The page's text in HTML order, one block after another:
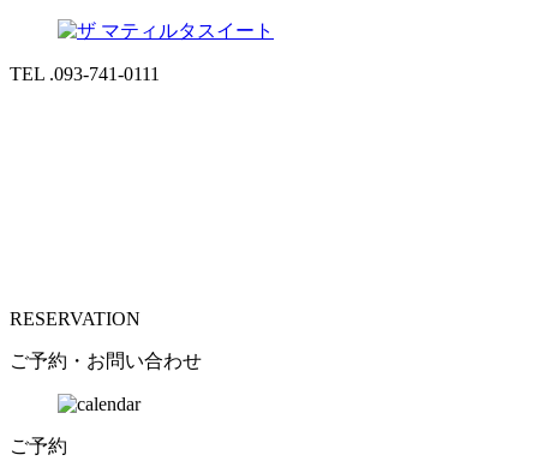
TEL .093-741-0111
RESERVATION
ご予約・お問い合わせ
ご予約